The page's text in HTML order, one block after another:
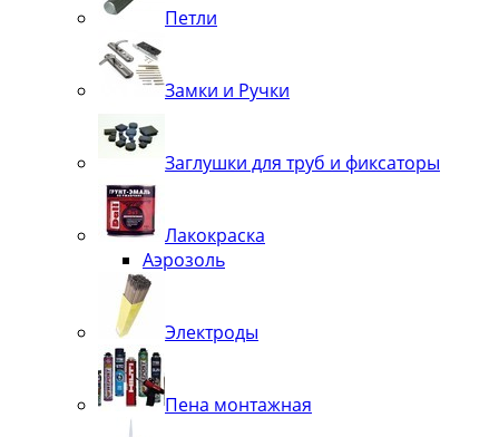
Петли
Замки и Ручки
Заглушки для труб и фиксаторы
Лакокраска
Аэрозоль
Электроды
Пена монтажная